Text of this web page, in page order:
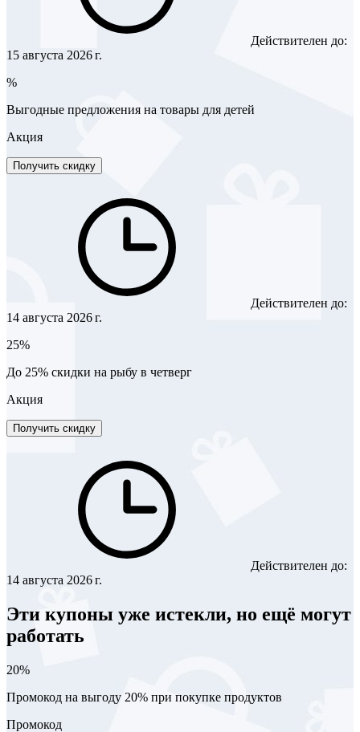
Действителен до:
15 августа 2026 г.
%
Выгодные предложения на товары для детей
Акция
Получить скидку
Действителен до:
14 августа 2026 г.
25%
До 25% скидки на рыбу в четверг
Акция
Получить скидку
Действителен до:
14 августа 2026 г.
Эти купоны уже истекли, но ещё могут
работать
20%
Промокод на выгоду 20% при покупке продуктов
Промокод